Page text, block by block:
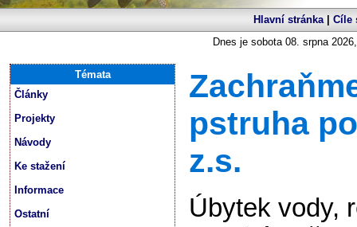
Hlavní stránka| Cíle
Dnes je sobota 08. srpna
pstruha
z.s.
Úbytek vody,
Témata
Články
Projekty
Návody
Ke stažení
Informace
Ostatní